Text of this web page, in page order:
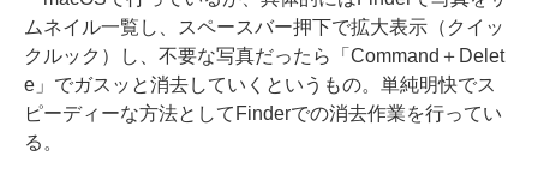
ムネイル一覧し、スペースバー押下で拡大表示（クイッ
クルック）し、不要な写真だったら「Command＋Delet
e」でガスッと消去していくというもの。単純明快でス
ピーディーな方法としてFinderでの消去作業を行ってい
る。